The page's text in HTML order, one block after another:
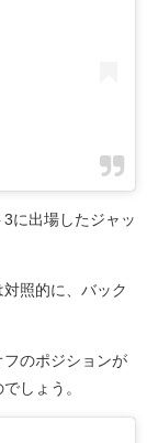
に出場したジャッ
照的に、バック
のポジションが
しょう。